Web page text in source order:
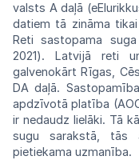
valsts A daļā
datiem tā zināma
Reti sastopama
2021). Latvijā reti
galvenokārt Rīgas,
DAdaļā.
apdzīvotā platība
ir nedaudz lielāki. Tā
sugu sarakstā, tās
pietiekama uzmanība.